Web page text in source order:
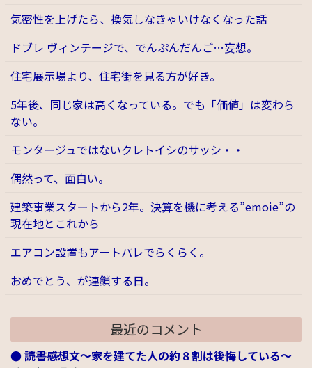
気密性を上げたら、換気しなきゃいけなくなった話
ドブレ ヴィンテージで、でんぷんだんご…妄想。
住宅展示場より、住宅街を見る方が好き。
5年後、同じ家は高くなっている。でも「価値」は変わら
ない。
モンタージュではないクレトイシのサッシ・・
偶然って、面白い。
建築事業スタートから2年。決算を機に考える”emoie”の
現在地とこれから
エアコン設置もアートパレでらくらく。
おめでとう、が連鎖する日。
最近のコメント
● 読書感想文～家を建てた人の約８割は後悔している～